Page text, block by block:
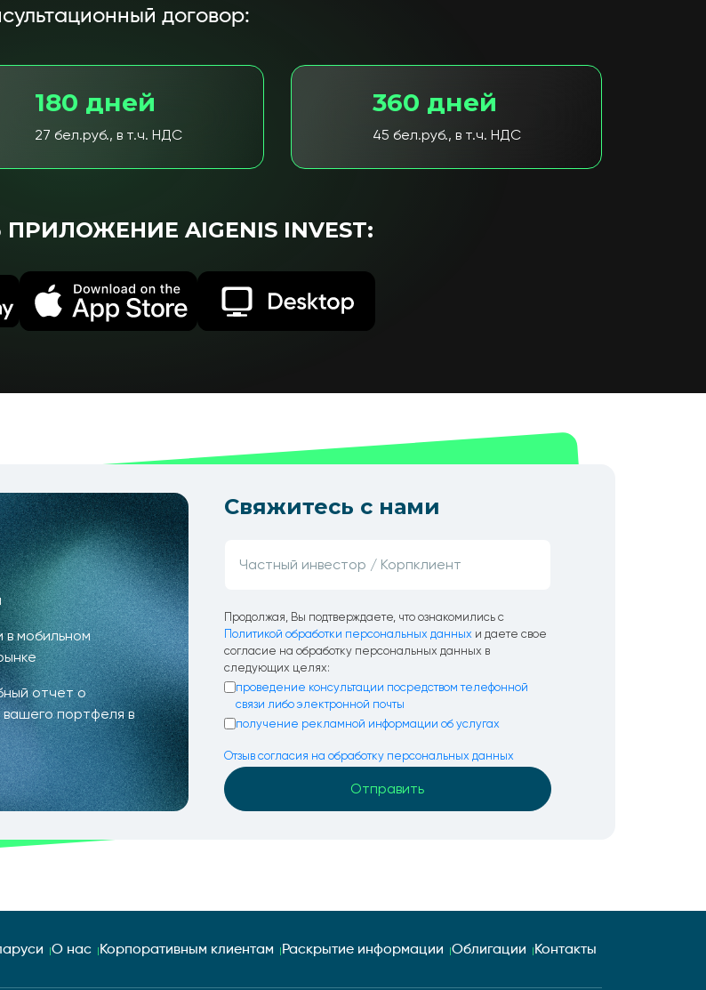
договор:
180 дней
27 бел.руб., в т.ч. НДС
360 дней
45 бел.руб., в т.ч. НДС
AIGENIS INVEST:
в мобильном
отчет о
портфеля в
Свяжитесь с нами
Продолжая, Вы подтверждаете, что ознакомились с
Политикой обработки персональных данных и даете свое
согласие на обработку персональных данных в
следующих целях:
проведение консультации посредством телефонной
связи либо электронной почты
получение рекламной информации об услугах
Отзыв согласия на обработку персональных данных
О нас Корпоративным клиентам Раскрытие информации Облигации Контакты